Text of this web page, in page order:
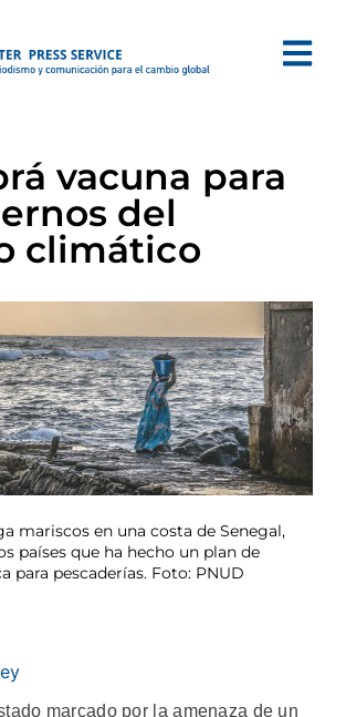
vacuna para
del
climático
mariscos en una costa de Senegal,
países que ha hecho un plan de
para pescaderías. Foto: PNUD
marcado por la amenaza de un